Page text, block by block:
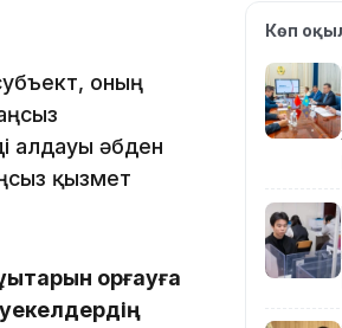
оның
алдауы әбден
қызмет
қорғауға
13:22
13:05
Көп